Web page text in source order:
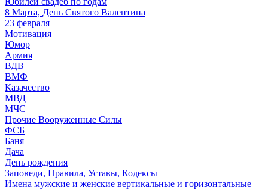
8 Марта, День Святого Валентина
23 февраля
Мотивация
Юмор
Армия
ВДВ
ВМФ
Казачество
МВД
МЧС
Прочие Вооруженные Силы
ФСБ
Баня
Дача
День рождения
Заповеди, Правила, Уставы, Кодексы
Имена мужские и женские вертикальные и горизонтальные